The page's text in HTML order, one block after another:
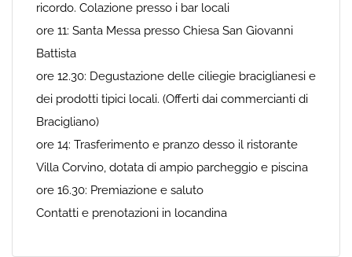
ricordo. Colazione presso i bar locali
ore 11: Santa Messa presso Chiesa San Giovanni
Battista
ore 12.30: Degustazione delle ciliegie braciglianesi e
dei prodotti tipici locali. (Offerti dai commercianti di
Bracigliano)
ore 14: Trasferimento e pranzo desso il ristorante
Villa Corvino, dotata di ampio parcheggio e piscina
ore 16.30: Premiazione e saluto
Contatti e prenotazioni in locandina